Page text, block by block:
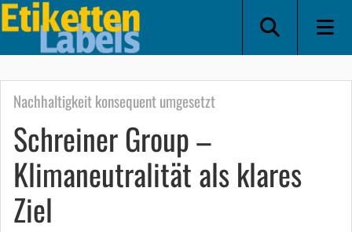
Nachhaltigkeit konsequent umgesetzt
Schreiner Group –
Klimaneutralität als klares
Ziel